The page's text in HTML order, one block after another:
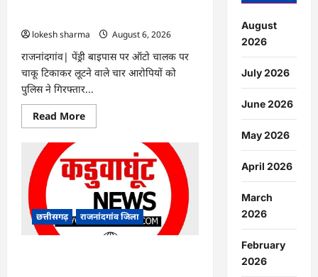
lokesh sharma
August 6, 2026
राजनांदगांव| पेंड्री बाइपास पर ऑटो चालक पर
चाकू टिकाकर लूटने वाले चार आरोपियों को
पुलिस ने गिरफ्तार...
Read MoreRead
more
ऑटो
चालक
को
लूटने
वाले
4
गिरफ्तार…
छत्तीसगढ़ राजनांदगांव जिला
August
2026
July 2026
June 2026
May 2026
April 2026
March
2026
February
2026